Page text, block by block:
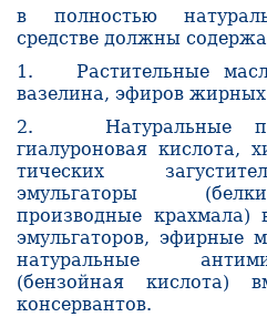
в полностью
средстве должны
1. Растительные
вазелина, эфиров жирных
2. Натуральные
гиалуроновая кислота,
тических
эмульгаторы
производные крахмала)
эмульгаторов, эфирные
натуральные
(бензойная кислота)
консервантов.